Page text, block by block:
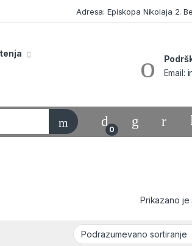
Adresa: Episkopa Nikolaja 2.
Email:
0
My
Prikazano je